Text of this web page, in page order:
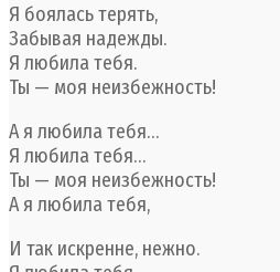
Я боялась терять,
Забывая надежды.
Я любила тебя.
Ты — моя неизбежность!
А я любила тебя…
Я любила тебя…
Ты — моя неизбежность!
А я любила тебя,
И так искренне, нежно.